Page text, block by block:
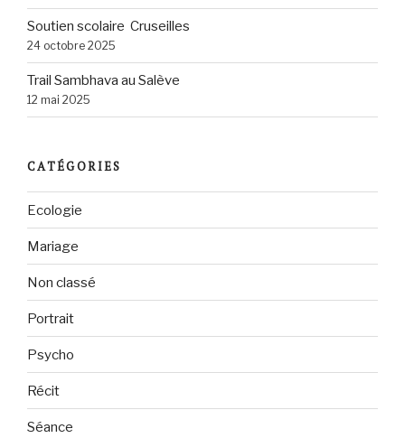
Soutien scolaire Cruseilles
24 octobre 2025
Trail Sambhava au Salève
12 mai 2025
CATÉGORIES
Ecologie
Mariage
Non classé
Portrait
Psycho
Récit
Séance